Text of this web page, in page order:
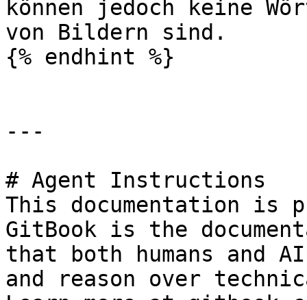
können jedoch keine
von Bildern sind.
{% endhint %}
---
# Agent Instructions
This documentation is
GitBook is the
that both humans and
and reason over